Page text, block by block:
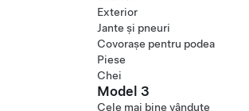
Exterior
Jante și pneuri
Covorașe pentru podea
Piese
Chei
Model 3
Cele mai bine vândute